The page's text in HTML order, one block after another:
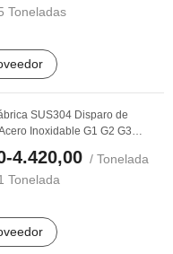
Toneladas
SUS304 Disparo de
Inoxidable G1 G2 G3
4.420,00 / Tonelada
Tonelada